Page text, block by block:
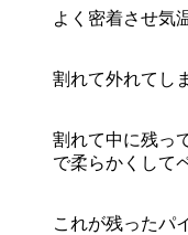
よく密着させ気
割れて外れてし
割れて中に残っ
で柔らかくして
これが残ったパ